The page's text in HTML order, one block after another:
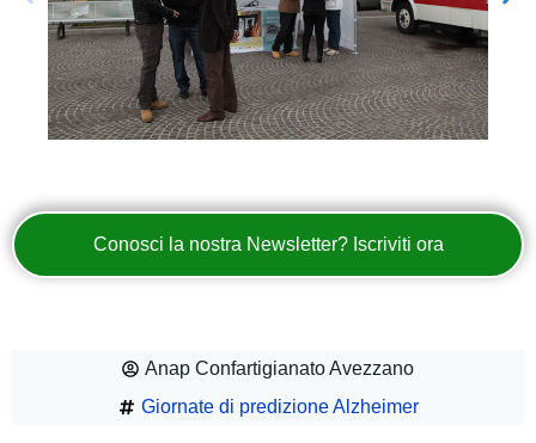
Conosci la nostra Newsletter? Iscriviti ora
Anap Confartigianato Avezzano
Giornate di predizione Alzheimer